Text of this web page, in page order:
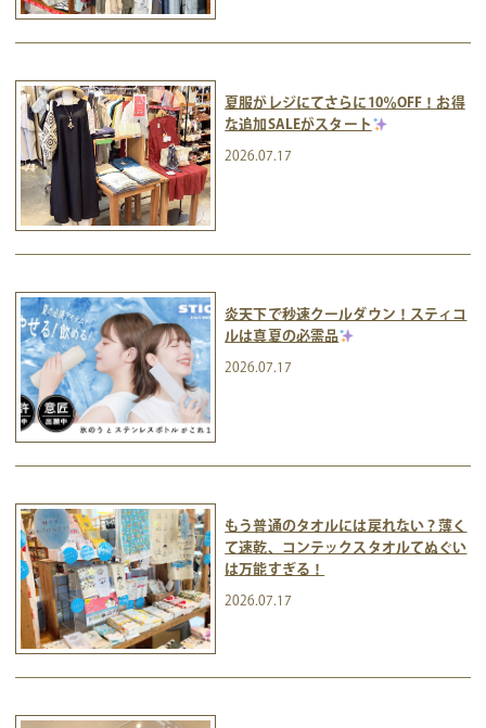
夏服がレジにてさらに10％OFF！お得
な追加SALEがスタート
2026.07.17
炎天下で秒速クールダウン！スティコ
ルは真夏の必需品
2026.07.17
もう普通のタオルには戻れない？薄く
て速乾、コンテックスタオルてぬぐい
は万能すぎる！
2026.07.17